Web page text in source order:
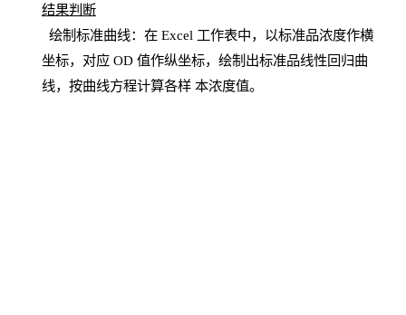
结果判断
绘制标准曲线：在 Excel 工作表中，以标准品浓度作横
坐标，对应OD 值作纵坐标，绘制出标准品线性回归曲
线，按曲线方程计算各样 本浓度值。